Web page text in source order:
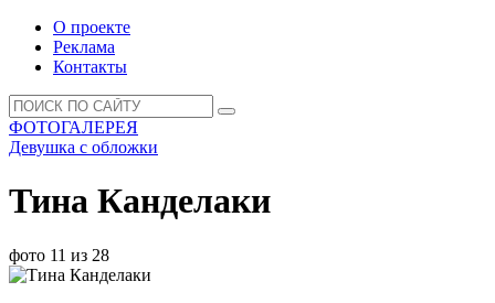
О проекте
Реклама
Контакты
ФОТОГАЛЕРЕЯ
Девушка с обложки
Тина Канделаки
фото 11 из 28